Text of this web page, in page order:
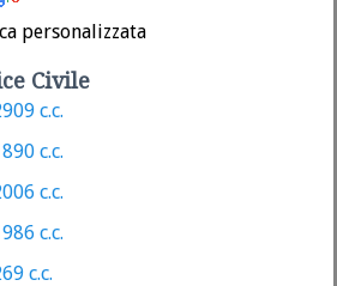
personalizzata
Civile
c.c.
c.c.
c.c.
c.c.
c.c.